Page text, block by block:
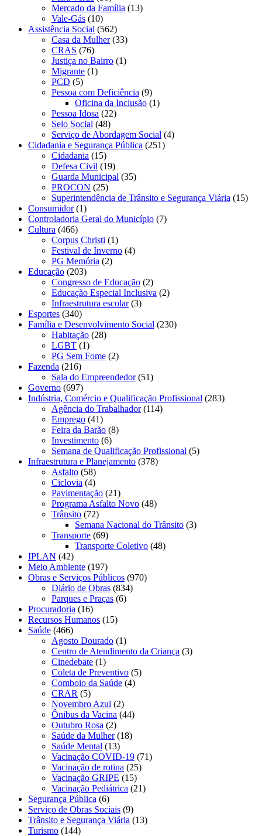
Mercado da Família (13)
Vale-Gás (10)
Assistência Social (562)
Casa da Mulher(33)
CRAS (76)
Justiça no Bairro (1)
Migrante (1)
PCD (5)
Pessoa com Deficiência (9)
Oficina da Inclusão (1)
Pessoa Idosa (22)
Selo Social (48)
Serviço de Abordagem Social (4)
Cidadania e Segurança Pública (251)
Cidadania (15)
Defesa Civil (19)
Guarda Municipal (35)
PROCON (25)
Superintendência de Trânsito e Segurança Viária (15)
Consumidor(1)
Controladoria Geral do Município (7)
Cultura (466)
Corpus Christi (1)
Festival de Inverno (4)
PG Memória (2)
Educação (203)
Congresso de Educação (2)
Educação Especial Inclusiva (2)
Infraestrutura escolar(3)
Esportes (340)
Família e Desenvolvimento Social (230)
Habitação (28)
LGBT (1)
PG Sem Fome (2)
Fazenda (216)
Sala do Empreendedor(51)
Governo (697)
Indústria, Comércio e Qualificação Profissional (283)
Agência do Trabalhador(114)
Emprego (41)
Feira da Barão (8)
Investimento (6)
Semana de Qualificação Profissional (5)
Infraestrutura e Planejamento (378)
Asfalto (58)
Ciclovia (4)
Pavimentação (21)
Programa Asfalto Novo (48)
Trânsito (72)
Semana Nacional do Trânsito (3)
Transporte (69)
Transporte Coletivo (48)
IPLAN (42)
Meio Ambiente (197)
Obras e Serviços Públicos (970)
Diário de Obras (834)
Parques e Praças (6)
Procuradoria (16)
Recursos Humanos (15)
Saúde (466)
Agosto Dourado (1)
Centro de Atendimento da Criança (3)
Cinedebate (1)
Coleta de Preventivo (5)
Comboio da Saúde (4)
CRAR (5)
Novembro Azul (2)
Ônibus da Vacina (44)
Outubro Rosa (2)
Saúde da Mulher(18)
Saúde Mental (13)
Vacinação COVID-19 (71)
Vacinação de rotina (25)
Vacinação GRIPE (15)
Vacinação Pediátrica (21)
Segurança Pública (6)
Serviço de Obras Sociais (9)
Trânsito e Segurança Viária (13)
Turismo (144)